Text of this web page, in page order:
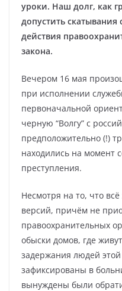
уроки. Наш долг, как
допустить скатывания
действия
закона.
Вечером 16 мая
при исполнении
первоначальной
черную “Волгу” с
предположительно (!)
находились на момент
преступления.
Несмотря на то, что
версий, причём не
правоохранительных
обыски домов, где
задержания людей
зафиксированы в
вынуждены были